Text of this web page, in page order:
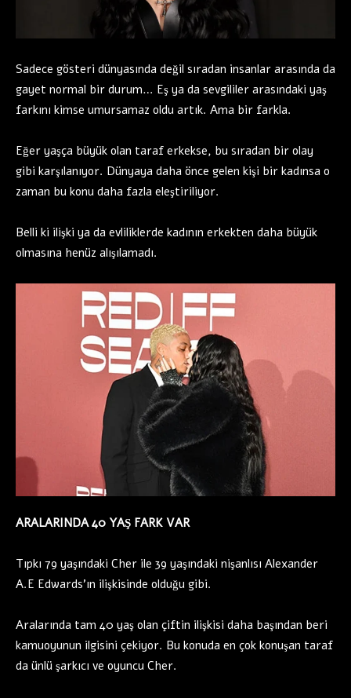
Sadece gösteri dünyasında değil sıradan insanlar arasında da
gayet normal bir durum… Eş ya da sevgililer arasındaki yaş
farkını kimse umursamaz oldu artık. Ama bir farkla.
Eğer yaşça büyük olan taraf erkekse, bu sıradan bir olay
gibi karşılanıyor. Dünyaya daha önce gelen kişi bir kadınsa o
zaman bu konu daha fazla eleştiriliyor.
Belli ki ilişki ya da evliliklerde kadının erkekten daha büyük
olmasına henüz alışılamadı.
ARALARINDA 40 YAŞ FARK VAR
Tıpkı 79 yaşındaki Cher ile 39 yaşındaki nişanlısı Alexander
A.E Edwards’ın ilişkisinde olduğu gibi.
Aralarında tam 40 yaş olan çiftin ilişkisi daha başından beri
kamuoyunun ilgisini çekiyor. Bu konuda en çok konuşan taraf
da ünlü şarkıcı ve oyuncu Cher.